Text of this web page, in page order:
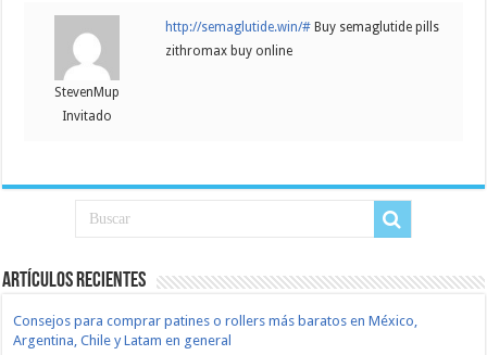
StevenMup
Invitado
http://semaglutide.win/# Buy semaglutide pills
zithromax buy online
Artículos recientes
Consejos para comprar patines o rollers más baratos en México,
Argentina, Chile y Latam en general